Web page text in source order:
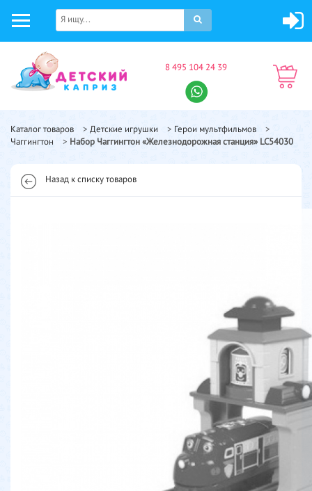
8 495 104 24 39
Каталог товаров > Детские игрушки > Герои мультфильмов
>
Чаггингтон
> Набор Чаггингтон «Железнодорожная станция» LC54030
Назад к списку товаров